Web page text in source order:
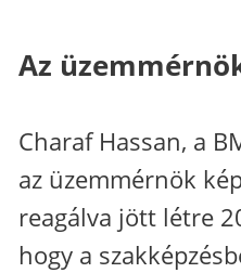
Az
Charaf Hassan, a
az üzemmérnök
reagálva jött létre
hogy a